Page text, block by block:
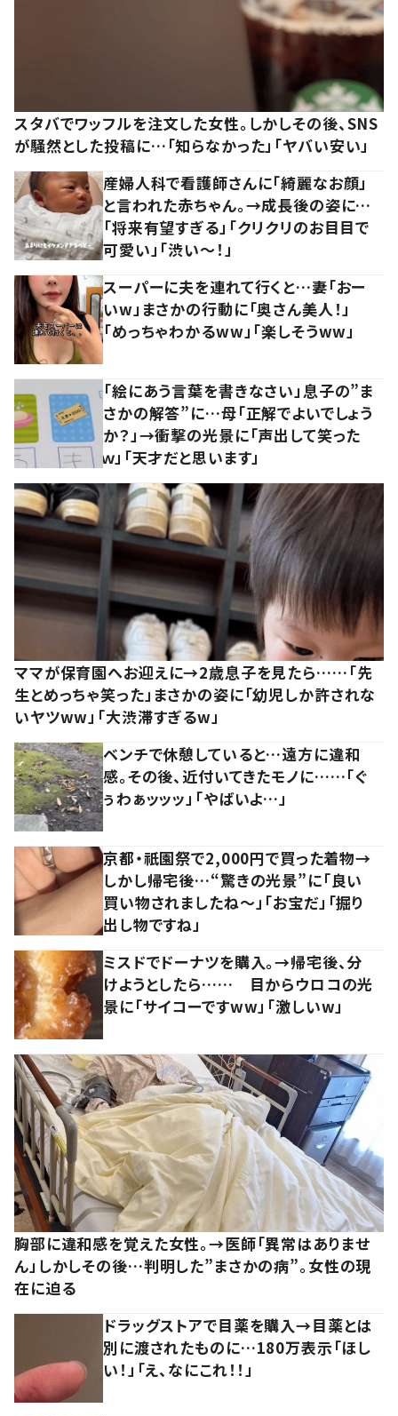
スタバでワッフルを注文した女性。しかしその後、SNS
が騒然とした投稿に…「知らなかった」「ヤバい安い」
産婦人科で看護師さんに「綺麗なお顔」
と言われた赤ちゃん。→成長後の姿に…
「将来有望すぎる」「クリクリのお目目で
可愛い」「渋い～！」
スーパーに夫を連れて行くと…妻「おー
いw」まさかの行動に「奥さん美人！」
「めっちゃわかるww」「楽しそうww」
「絵にあう言葉を書きなさい」息子の”ま
さかの解答”に…母「正解でよいでしょう
か？」→衝撃の光景に「声出して笑った
ｗ」「天才だと思います」
ママが保育園へお迎えに→2歳息子を見たら……「先
生とめっちゃ笑った」まさかの姿に「幼児しか許されな
いヤツww」「大渋滞すぎるw」
ベンチで休憩していると…遠方に違和
感。その後、近付いてきたモノに……「ぐ
ぅわぁッッッ」「やばいよ…」
京都・祇園祭で2,000円で買った着物→
しかし帰宅後…“驚きの光景”に「良い
買い物されましたね～」「お宝だ」「掘り
出し物ですね」
ミスドでドーナツを購入。→帰宅後、分
けようとしたら…… 目からウロコの光
景に「サイコーですww」「激しいw」
胸部に違和感を覚えた女性。→医師「異常はありませ
ん」しかしその後…判明した”まさかの病”。女性の現
在に迫る
ドラッグストアで目薬を購入→目薬とは
別に渡されたものに…180万表示「ほし
い！」「え、なにこれ！！」